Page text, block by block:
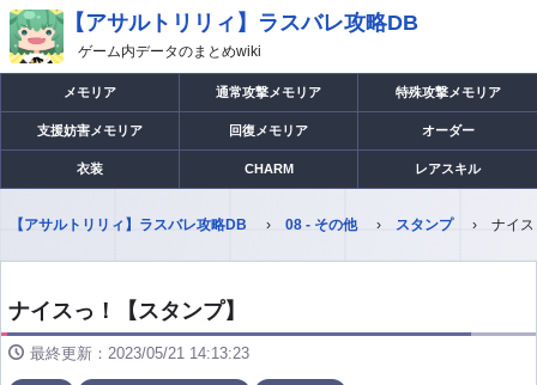
【アサルトリリィ】ラスバレ攻略DB
ゲーム内データのまとめwiki
メモリア 通常攻撃メモリア 特殊攻撃メモリア
支援妨害メモリア 回復メモリア オーダー
衣装 CHARM レアスキル
【アサルトリリィ】ラスバレ攻略DB 08 - その他 スタンプ ナイ
ナイスっ！【スタンプ】
最終更新：2023/05/21 14:13:23